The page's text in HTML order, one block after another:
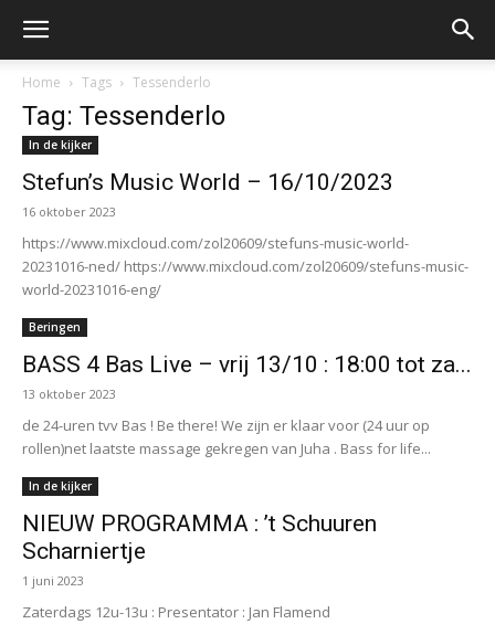
Home Tags Tessenderlo
Tag: Tessenderlo
In de kijker
Stefun’s Music World – 16/10/2023
16 oktober 2023
https://www.mixcloud.com/zol20609/stefuns-music-world-
20231016-ned/ https://www.mixcloud.com/zol20609/stefuns-music-
world-20231016-eng/
Beringen
BASS 4 Bas Live – vrij 13/10 : 18:00 tot za...
13 oktober 2023
de 24-uren tvv Bas ! Be there! We zijn er klaar voor (24 uur op
rollen)net laatste massage gekregen van Juha . Bass for life...
In de kijker
NIEUW PROGRAMMA : ’t Schuuren
Scharniertje
1 juni 2023
Zaterdags 12u-13u : Presentator : Jan Flamend